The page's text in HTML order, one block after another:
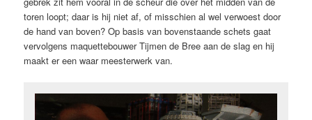
toren loopt; daar is hij niet af, of misschien al wel verwoest door
de hand van boven? Op basis van bovenstaande schets gaat
vervolgens maquettebouwer Tijmen de Bree aan de slag en hij
maakt er een waar meesterwerk van.